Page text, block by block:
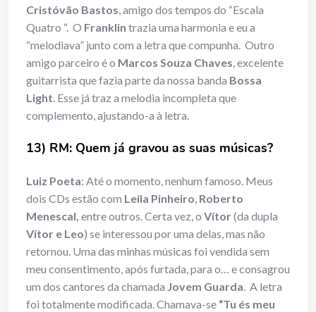
Cristóvão Bastos, amigo dos tempos do “Escala
Quatro “. O Franklin trazia uma harmonia e eu a
“melodiava” junto com a letra que compunha. Outro
amigo parceiro é o Marcos Souza Chaves, excelente
guitarrista que fazia parte da nossa banda Bossa
Light. Esse já traz a melodia incompleta que
complemento, ajustando-a à letra.
13) RM: Quem já gravou as suas músicas?
Luiz Poeta: Até o momento, nenhum famoso. Meus
dois CDs estão com Leila Pinheiro, Roberto
Menescal, entre outros. Certa vez, o Vítor(da dupla
Vítor e Leo) se interessou por uma delas, mas não
retornou. Uma das minhas músicas foi vendida sem
meu consentimento, após furtada, para o… e consagrou
um dos cantores da chamada Jovem Guarda. A letra
foi totalmente modificada. Chamava-se “Tu és meu